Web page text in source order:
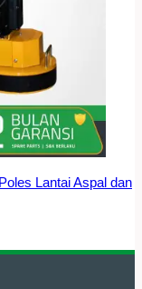
Lantai Aspal dan